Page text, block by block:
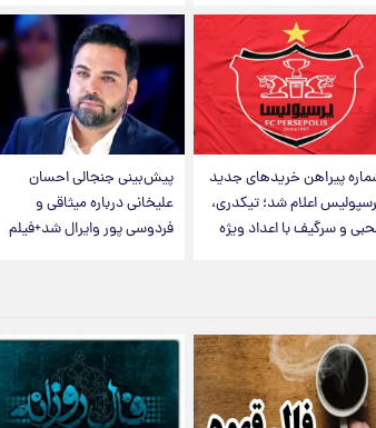
پیراهن خریدهای جدید
اعلام شد؛ تیکدری،
و سرگیف با اعداد ویژه
پیش‌بینی جنجالی احسان
علیخانی درباره میثاقی و
فردوسی پور وایرال شد+فیلم